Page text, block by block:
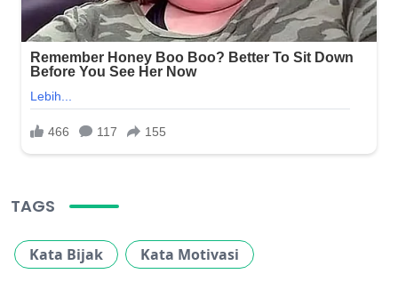
TAGS
Kata Bijak Kata Motivasi